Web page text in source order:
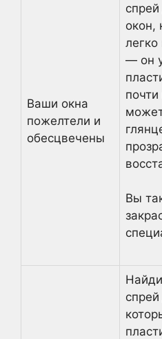
Ваши окна
пожелтели и
обесцвечены
окон,
легко
— он
Вы